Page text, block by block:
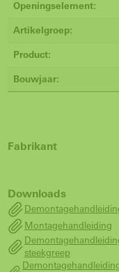
Openingselement:
Artikelgroep:
Product:
Bouwjaar:
Fabrikant
Downloads
Montagehandleiding
steekgreep